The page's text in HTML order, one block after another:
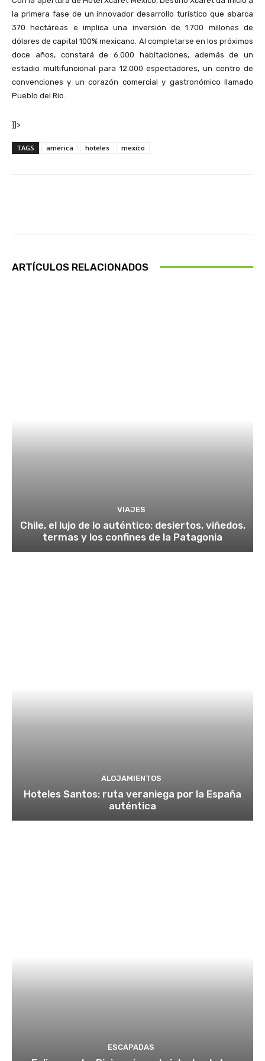
la primera fase de un innovador desarrollo turístico que abarca
370 hectáreas e implica una inversión de 1.700 millones de
dólares de capital 100% mexicano. Al completarse en los próximos
doce años, constará de 6.000 habitaciones, además de un
estadio multifuncional para 12.000 espectadores, un centro de
convenciones y un corazón comercial y gastronómico llamado
Pueblo del Río.
]]>
TAGS america hoteles mexico
ARTÍCULOS RELACIONADOS
VIAJES
Chile, el lujo de lo auténtico: desiertos, viñedos,
termas y los confines de la Patagonia
ALOJAMIENTOS
Hoteles Santos: ruta veraniega por la España
auténtica
ESCAPADAS